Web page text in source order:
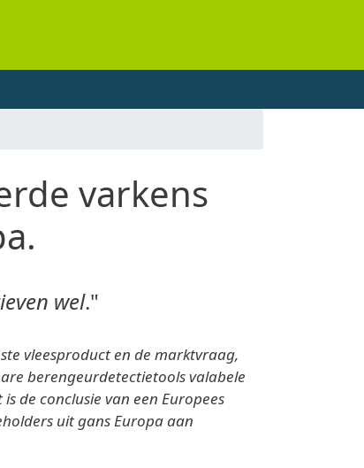
varkens
wel."
vleesproduct en de marktvraag,
berengeurdetectietools valabele
de conclusie van een Europees
uit gans Europa aan